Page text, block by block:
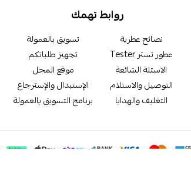
روابط تهمك
نصائح عطرية
عطور تستر Tester
الاسئلة الشائعة
التوصيل والاستلام
التغليف والهدايا
تسويق بالعمولة
تجهيز طلباتكم
موقع المحل
الإستبدال والإسترجاع
برنامج التسويق بالعمولة